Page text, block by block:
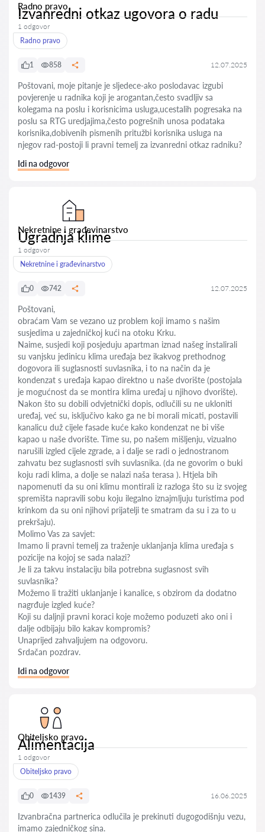
Radno pravo
Izvanredni otkaz ugovora o radu
1 odgovor
Radno pravo
1 858 12.07.2025
Poštovani, moje pitanje je sljedece-ako poslodavac izgubi
povjerenje u radnika koji je arogantan,često svadljiv sa
kolegama na poslu i korisnicima usluga,ucestalih pogresaka na
poslu sa RTG uredjajima,često pogrešnih unosa podataka
korisnika,dobivenih pismenih pritužbi korisnika usluga na
njegov rad-postoji li pravni temelj za izvanredni otkaz radniku?
Idi na odgovor
Nekretnine i građevinarstvo
Ugradnja klime
1 odgovor
Nekretnine i građevinarstvo
0 742 12.07.2025
Poštovani,
obraćam Vam se vezano uz problem koji imamo s našim
susjedima u zajedničkoj kući na otoku Krku.
Naime, susjedi koji posjeduju apartman iznad našeg instalirali
su vanjsku jedinicu klima uređaja bez ikakvog prethodnog
dogovora ili suglasnosti suvlasnika, i to na način da je
kondenzat s uređaja kapao direktno u naše dvorište (postojala
je mogućnost da se montira klima uređaj u njihovo dvorište).
Nakon što su dobili odvjetnički dopis, odlučili su ne ukloniti
uređaj, već su, isključivo kako ga ne bi morali micati, postavili
kanalicu duž cijele fasade kuće kako kondenzat ne bi više
kapao u naše dvorište. Time su, po našem mišljenju, vizualno
narušili izgled cijele zgrade, a i dalje se radi o jednostranom
zahvatu bez suglasnosti svih suvlasnika. (da ne govorim o buki
koju radi klima, a dolje se nalazi naša terasa ). Htjela bih
napomenuti da su oni klimu montirali iz razloga što su iz svojeg
spremišta napravili sobu koju ilegalno iznajmljuju turistima pod
krinkom da su oni njihovi prijatelji te smatram da su i za to u
prekršaju).
Molimo Vas za savjet:
Imamo li pravni temelj za traženje uklanjanja klima uređaja s
pozicije na kojoj se sada nalazi?
Je li za takvu instalaciju bila potrebna suglasnost svih
suvlasnika?
Možemo li tražiti uklanjanje i kanalice, s obzirom da dodatno
nagrđuje izgled kuće?
Koji su daljnji pravni koraci koje možemo poduzeti ako oni i
dalje odbijaju bilo kakav kompromis?
Unaprijed zahvaljujem na odgovoru.
Srdačan pozdrav.
Idi na odgovor
Obiteljsko pravo
Alimentacija
1 odgovor
Obiteljsko pravo
0 1439 16.06.2025
Izvanbračna partnerica odlučila je prekinuti dugogodišnju vezu,
imamo zajedničkog sina.